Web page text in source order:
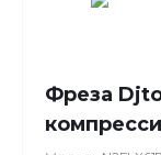
Фреза